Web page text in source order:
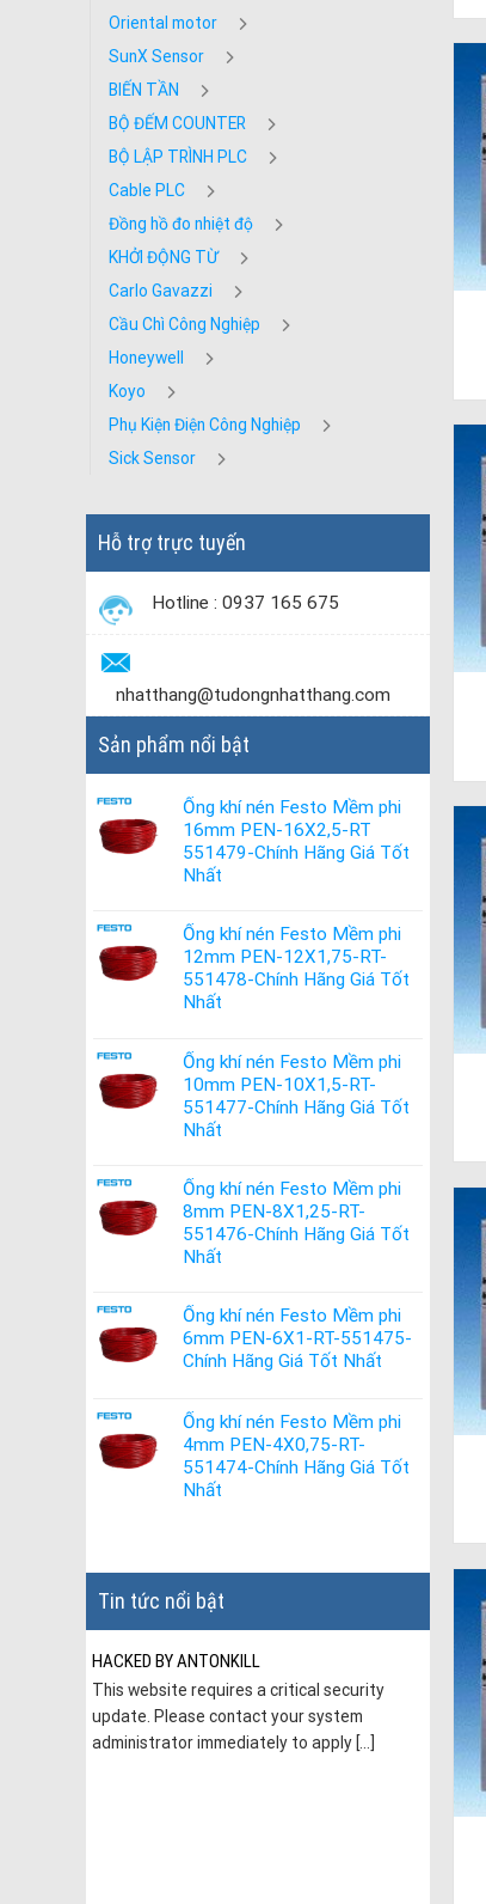
Oriental motor
SunX Sensor
BIẾN TẦN
BỘ ĐẾM COUNTER
BỘ LẬP TRÌNH PLC
Cable PLC
Đồng hồ đo nhiệt độ
KHỞI ĐỘNG TỪ
Carlo Gavazzi
Cầu Chì Công Nghiệp
Honeywell
Koyo
Phụ Kiện Điện Công Nghiệp
Sick Sensor
Hỗ trợ trực tuyến
Hotline : 0937 165 675
nhatthang@tudongnhatthang.com
Sản phẩm nổi bật
Ống khí nén Festo Mềm phi
16mm PEN-16X2,5-RT
551479-Chính Hãng Giá Tốt
Nhất
Ống khí nén Festo Mềm phi
12mm PEN-12X1,75-RT-
551478-Chính Hãng Giá Tốt
Nhất
Ống khí nén Festo Mềm phi
10mm PEN-10X1,5-RT-
551477-Chính Hãng Giá Tốt
Nhất
Ống khí nén Festo Mềm phi
8mm PEN-8X1,25-RT-
551476-Chính Hãng Giá Tốt
Nhất
Ống khí nén Festo Mềm phi
6mm PEN-6X1-RT-551475-
Chính Hãng Giá Tốt Nhất
Ống khí nén Festo Mềm phi
4mm PEN-4X0,75-RT-
551474-Chính Hãng Giá Tốt
Nhất
Tin tức nổi bật
HACKED BY ANTONKILL
This website requires a critical security
update. Please contact your system
administrator immediately to apply [...]